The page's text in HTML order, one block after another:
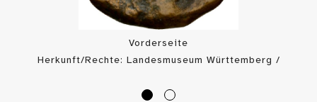
Vorderseite
Herkunft/Rechte: Landesmuseum Württemberg /